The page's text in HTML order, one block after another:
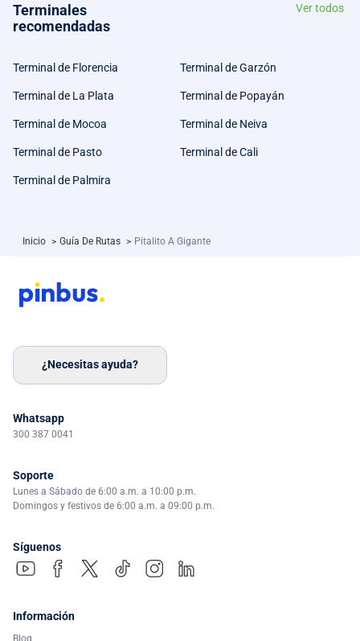
Terminales
recomendadas
Ver todos
Terminal de Florencia Terminal de Garzón
Terminal de La Plata Terminal de Popayán
Terminal de Mocoa Terminal de Neiva
Terminal de Pasto Terminal de Cali
Terminal de Palmira
Inicio > Guía De Rutas > Pitalito A Gigante
¿Necesitas ayuda?
Whatsapp
300 387 0041
Soporte
Lunes a Sábado de 6:00 a.m. a 10:00 p.m.
Domingos y festivos de 6:00 a.m. a 09:00 p.m.
Síguenos
Información
Blog